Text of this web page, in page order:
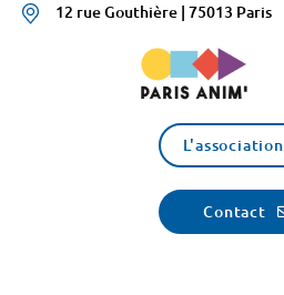
12 rue Gouthière | 75013 Paris
L'association
Contact